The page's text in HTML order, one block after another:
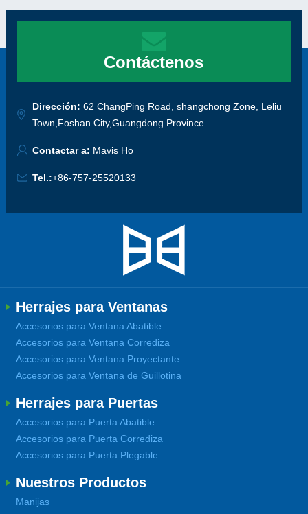
Contáctenos
Dirección: 62 ChangPing Road, shangchong Zone, Leliu
Town,Foshan City,Guangdong Province
Contactar a: Mavis Ho
Tel.:+86-757-25520133
Herrajes para Ventanas
Accesorios para Ventana Abatible
Accesorios para Ventana Corrediza
Accesorios para Ventana Proyectante
Accesorios para Ventana de Guillotina
Herrajes para Puertas
Accesorios para Puerta Abatible
Accesorios para Puerta Corrediza
Accesorios para Puerta Plegable
Nuestros Productos
Manijas